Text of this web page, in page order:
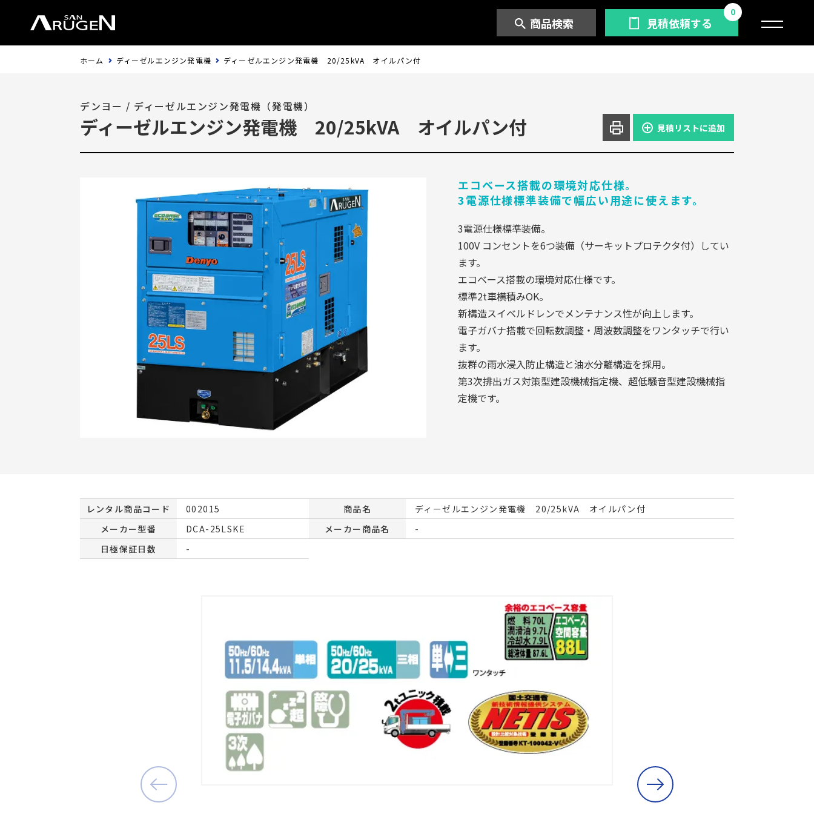
商品検索 見積依頼する
0
ホーム ディーゼルエンジン発電機 ディーゼルエンジン発電機 20/25kVA オイルパン付
デンヨー / ディーゼルエンジン発電機（発電機）
ディーゼルエンジン発電機 20/25kVA オイルパン付 見積リストに追加
エコベース搭載の環境対応仕様。
3電源仕様標準装備で幅広い用途に使えます。
3電源仕様標準装備。
100V コンセントを6つ装備（サーキットプロテクタ付）してい
ます。
エコベース搭載の環境対応仕様です。
標準2t車横積みOK。
新構造スイベルドレンでメンテナンス性が向上します。
電子ガバナ搭載で回転数調整・周波数調整をワンタッチで行い
ます。
抜群の雨水浸入防止構造と油水分離構造を採用。
第3次排出ガス対策型建設機械指定機、超低騒音型建設機械指
定機です。
レンタル商品コード 002015 商品名
ディーゼルエンジン発電機 20/25kVA オイルパン付
メーカー型番
DCA-25LSKE メーカー商品名
-
日極保証日数
-